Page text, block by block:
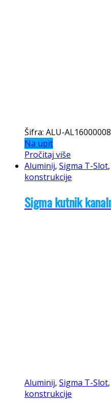
Šifra: ALU-
Na upit
Pročitaj više
Aluminij, Sigma T-Slot,
konstrukcije
Sigma kutnik
Aluminij, Sigma T-Slot,
konstrukcije